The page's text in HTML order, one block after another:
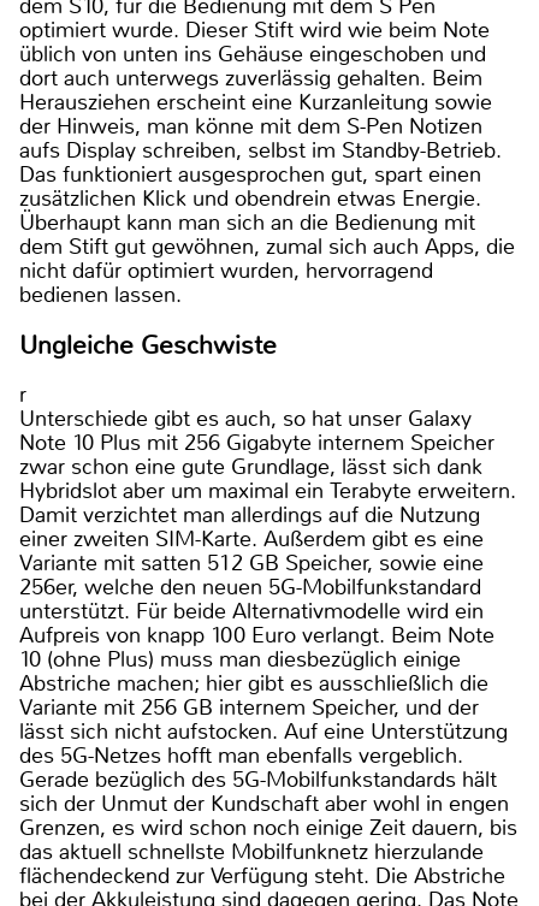
dem S10, für die Bedienung mit dem S Pen
optimiert wurde. Dieser Stift wird wie beim Note
üblich von unten ins Gehäuse eingeschoben und
dort auch unterwegs zuverlässig gehalten. Beim
Herausziehen erscheint eine Kurzanleitung sowie
der Hinweis, man könne mit dem S-Pen Notizen
aufs Display schreiben, selbst im Standby-Betrieb.
Das funktioniert ausgesprochen gut, spart einen
zusätzlichen Klick und obendrein etwas Energie.
Überhaupt kann man sich an die Bedienung mit
dem Stift gut gewöhnen, zumal sich auch Apps, die
nicht dafür optimiert wurden, hervorragend
bedienen lassen.
Ungleiche Geschwiste
r
Unterschiede gibt es auch, so hat unser Galaxy
Note 10 Plus mit 256 Gigabyte internem Speicher
zwar schon eine gute Grundlage, lässt sich dank
Hybridslot aber um maximal ein Terabyte erweitern.
Damit verzichtet man allerdings auf die Nutzung
einer zweiten SIM-Karte. Außerdem gibt es eine
Variante mit satten 512 GB Speicher, sowie eine
256er, welche den neuen 5G-Mobilfunkstandard
unterstützt. Für beide Alternativmodelle wird ein
Aufpreis von knapp 100 Euro verlangt. Beim Note
10 (ohne Plus) muss man diesbezüglich einige
Abstriche machen; hier gibt es ausschließlich die
Variante mit 256 GB internem Speicher, und der
lässt sich nicht aufstocken. Auf eine Unterstützung
des 5G-Netzes hofft man ebenfalls vergeblich.
Gerade bezüglich des 5G-Mobilfunkstandards hält
sich der Unmut der Kundschaft aber wohl in engen
Grenzen, es wird schon noch einige Zeit dauern, bis
das aktuell schnellste Mobilfunknetz hierzulande
flächendeckend zur Verfügung steht. Die Abstriche
bei der Akkuleistung sind dagegen gering. Das Note